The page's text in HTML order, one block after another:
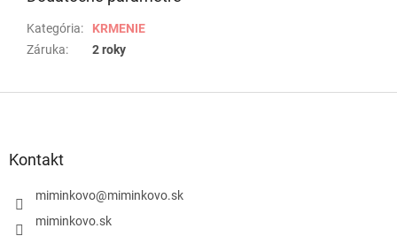
Kategória:
KRMENIE
Záruka: 2 roky
Kontakt
miminkovo@miminkovo.sk
miminkovo.sk